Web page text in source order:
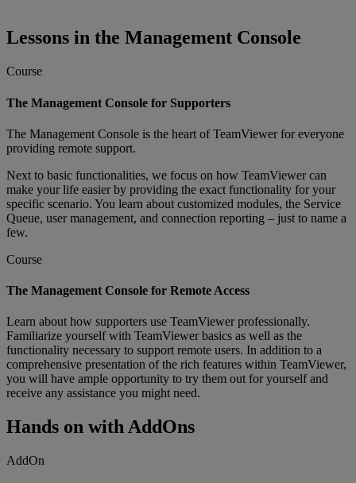
Lessons in the Management Console
Course
The Management Console for Supporters
The Management Console is the heart of TeamViewer for everyone
providing remote support.
Next to basic functionalities, we focus on how TeamViewer can
make your life easier by providing the exact functionality for your
specific scenario. You learn about customized modules, the Service
Queue, user management, and connection reporting – just to name a
few.
Course
The Management Console for Remote Access
Learn about how supporters use TeamViewer professionally.
Familiarize yourself with TeamViewer basics as well as the
functionality necessary to support remote users. In addition to a
comprehensive presentation of the rich features within TeamViewer,
you will have ample opportunity to try them out for yourself and
receive any assistance you might need.
Hands on with AddOns
AddOn